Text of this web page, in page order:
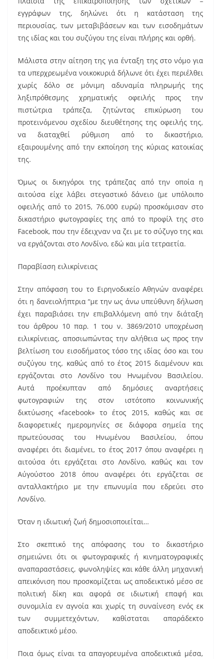
εγγράφων της, δηλώνει ότι η κατάσταση της
περιουσίας, των μεταβιβάσεων και των εισοδημάτων
της ιδίας και του συζύγου της είναι πλήρης και ορθή.
Μάλιστα στην αίτηση της για ένταξη της στο νόμο για
τα υπερχρεωμένα νοικοκυριά δήλωνε ότι έχει περιέλθει
χωρίς δόλο σε μόνιμη αδυναμία πληρωμής της
ληξιπρόθεσμης χρηματικής οφειλής προς την
πιστώτρια τράπεζα, ζητώντας επικύρωση του
προτεινόμενου σχεδίου διευθέτησης της οφειλής της,
να διαταχθεί ρύθμιση από το δικαστήριο,
εξαιρουμένης από την εκποίηση της κύριας κατοικίας
της.
Όμως οι δικηγόροι της τράπεζας από την οποία η
αιτούσα είχε λάβει στεγαστικό δάνειο (με υπόλοιπο
οφειλής από το 2015, 76.000 ευρώ) προσκόμισαν στο
δικαστήριο φωτογραφίες της από το προφίλ της στο
Facebook, που την έδειχναν να ζει με το σύζυγο της και
να εργάζονται στο Λονδίνο, εδώ και μία τετραετία.
Παραβίαση ειλικρίνειας
Στην απόφαση του το Ειρηνοδικείο Αθηνών αναφέρει
ότι η δανειολήπτρια “με την ως άνω υπεύθυνη δήλωση
έχει παραβιάσει την επιβαλλόμενη από την διάταξη
του άρθρου 10 παρ. 1 του ν. 3869/2010 υποχρέωση
ειλικρίνειας, αποσιωπώντας την αλήθεια ως προς την
βελτίωση του εισοδήματος τόσο της ιδίας όσο και του
συζύγου της, καθώς από το έτος 2015 διαμένουν και
εργάζονται στο Λονδίνο του Ηνωμένου Βασιλείου.
Αυτά προέκυπταν από δημόσιες αναρτήσεις
φωτογραφιών της στον ιστότοπο κοινωνικής
δικτύωσης «facebook» το έτος 2015, καθώς και σε
διαφορετικές ημερομηνίες σε διάφορα σημεία της
πρωτεύουσας του Ηνωμένου Βασιλείου, όπου
αναφέρει ότι διαμένει, το έτος 2017 όπου αναφέρει η
αιτούσα ότι εργάζεται στο Λονδίνο, καθώς και τον
Αύγούστοο 2018 όπου αναφέρει ότι εργάζεται σε
ανταλλακτήριο με την επωνυμία που εδρεύει στο
Λονδίνο.
Όταν η ιδιωτική ζωή δημοσιοποιείται…
Στο σκεπτικό της απόφασης του το δικαστήριο
σημειώνει ότι οι φωτογραφικές ή κινηματογραφικές
αναπαραστάσεις, φωνοληψίες και κάθε άλλη μηχανική
απεικόνιση που προσκομίζεται ως αποδεικτικό μέσο σε
πολιτική δίκη και αφορά σε ιδιωτική επαφή και
συνομιλία εν αγνοία και χωρίς τη συναίνεση ενός εκ
των συμμετεχόντων, καθίσταται απαράδεκτο
αποδεικτικό μέσο.
Ποια όμως είναι τα απαγορευμένα αποδεικτικά μέσα,